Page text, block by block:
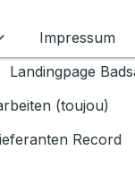
Untermenü für
Impressum
Landingpage
(toujou)
Record